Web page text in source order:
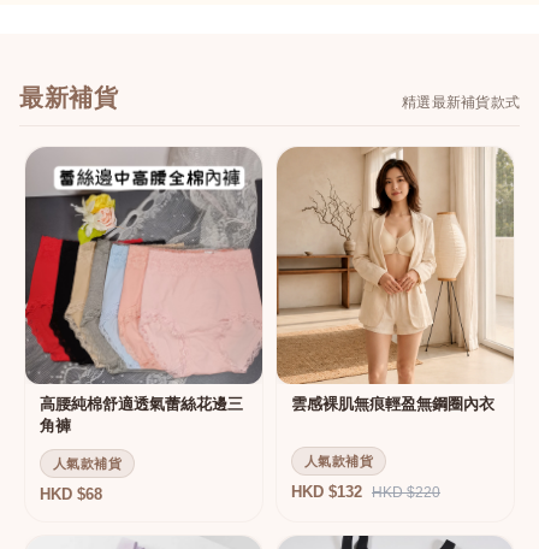
最新補貨 精選最新補貨款式
高腰純棉舒適透氣蕾絲花邊三
角褲
人氣款補貨
HKD $68
雲感裸肌無痕輕盈無鋼圈內衣
人氣款補貨
HKD $132 HKD $220